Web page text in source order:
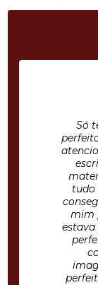
Só
tudo
mim